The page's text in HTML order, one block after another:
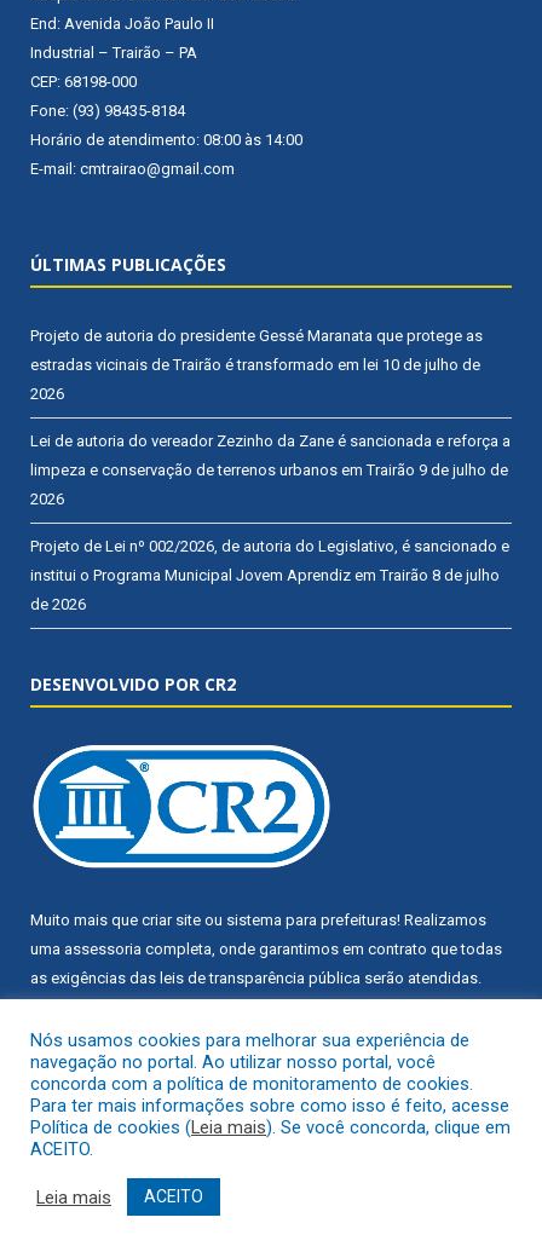
End: Avenida João Paulo II
Industrial – Trairão – PA
CEP: 68198-000
Fone: (93) 98435-8184
Horário de atendimento: 08:00 às 14:00
E-mail: cmtrairao@gmail.com
ÚLTIMAS PUBLICAÇÕES
Projeto de autoria do presidente Gessé Maranata que protege as
estradas vicinais de Trairão é transformado em lei 10 de julho de
2026
Lei de autoria do vereador Zezinho da Zane é sancionada e reforça a
limpeza e conservação de terrenos urbanos em Trairão 9 de julho de
2026
Projeto de Lei nº 002/2026, de autoria do Legislativo, é sancionado e
institui o Programa Municipal Jovem Aprendiz em Trairão 8 de julho
de 2026
DESENVOLVIDO POR CR2
Muito mais que criar site ou sistema para prefeituras! Realizamos
uma assessoria completa, onde garantimos em contrato que todas
as exigências das leis de transparência pública serão atendidas.
Conheça o e o Radar da Transparência Pública
Todos os direitos reservados a Câmara Municipal de Trairão.
Mapa do Site Acessar Área Administrativa
Nós usamos cookies para melhorar sua experiência de
navegação no portal. Ao utilizar nosso portal, você
concorda com a política de monitoramento de cookies.
Para ter mais informações sobre como isso é feito, acesse
Política de cookies (Leia mais). Se você concorda, clique em
ACEITO.
Leia mais ACEITO